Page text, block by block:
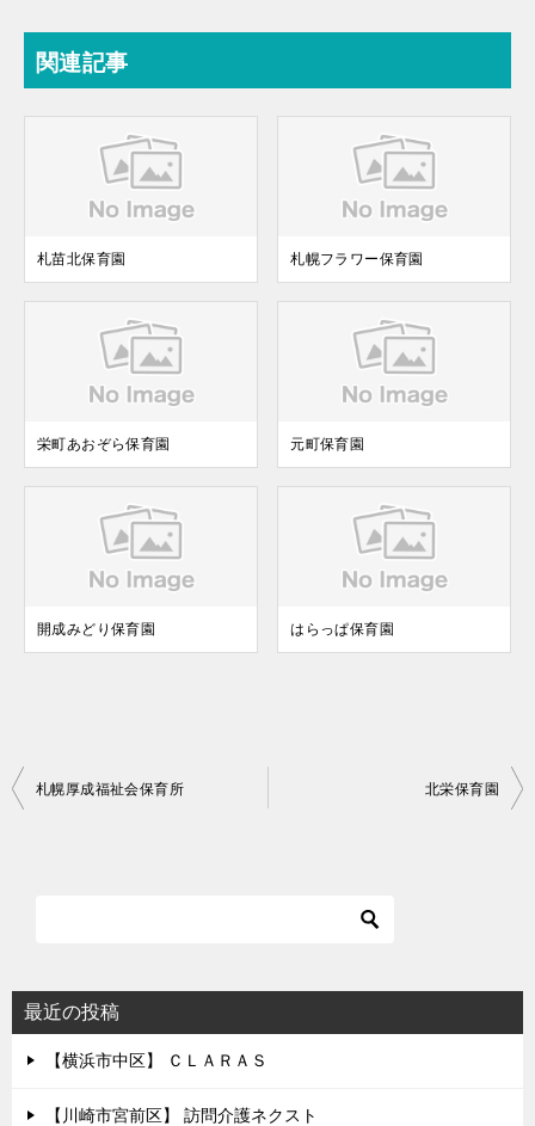
関連記事
札苗北保育園 札幌フラワー保育園
栄町あおぞら保育園 元町保育園
開成みどり保育園 はらっぱ保育園
投
シ
ョ
札幌厚成福祉会保育所 北栄保育園
最近の投稿
【横浜市中区】 ＣＬＡＲＡＳ
【川崎市宮前区】 訪問介護ネクスト